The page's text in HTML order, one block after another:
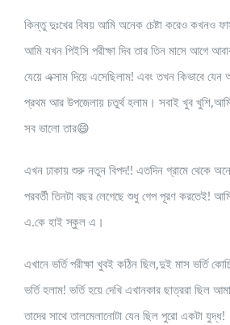
কিন্তু দুঃখের বিষয় আমি অনেক চেষ্টা করেও কখনও
আমি যখন পিইসি পরীক্ষা দিব তার তিন মাসে আগে
যেয়ে এক্সাম দিয়ে এসেছিলাম! এবং তখন কিভাবে
প্রথম আর উপজেলায় চতুর্থ হলাম। সবাই খুব
সব ভালো তার😄
এখন ঢাকায় শুরু নতুন বিপদ!! এতদিন গ্রামে থেকে
পরবর্তী তিনটা বছর লেগেছে শুধু গেপ পূরণ করতেই!
এ.কে হাই স্কুল এ।
এখানে ভর্তি পরীক্ষা খুবই কঠিন ছিল,দুই মাস ভর্তি
ভর্তি হলাম! ভর্তি হয়ে দেখি এখানকার ছাত্ররা ছিল
তাদের সাথে তালমেলানোটা যেন ছিল পুরো একটা যুদ্ধ!